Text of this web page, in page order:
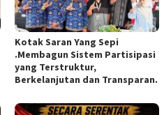
Kotak Saran Yang Sepi
.Membagun Sistem Partisipasi
yang Terstruktur,
Berkelanjutan dan Transparan.